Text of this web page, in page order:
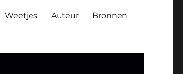
Weetjes Auteur Bronnen